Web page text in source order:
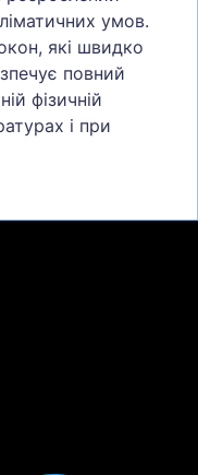
умов.
які швидко
повний
фізичній
і при